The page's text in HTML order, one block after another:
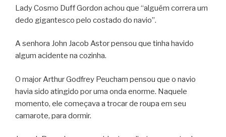
Lady Cosmo Duff Gordon achou que “alguém correra um
dedo gigantesco pelo costado do navio”.
A senhora John Jacob Astor pensou que tinha havido
algum acidente na cozinha.
O major Arthur Godfrey Peucham pensou que o navio
havia sido atingido por uma onda enorme. Naquele
momento, ele começava a trocar de roupa em seu
camarote, para dormir.